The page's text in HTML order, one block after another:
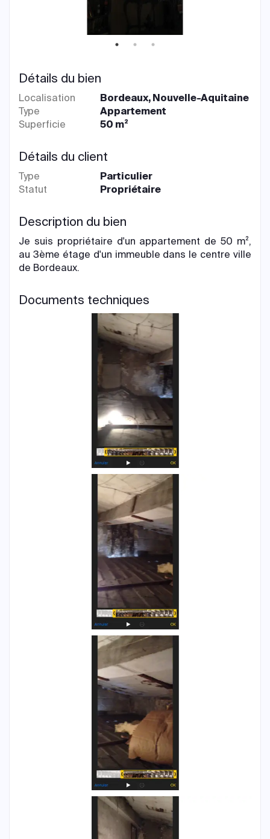
Détails du bien
Localisation
Bordeaux, Nouvelle-Aquitaine
Type
Appartement
Superficie
50 m²
Détails du client
Type
Particulier
Statut
Propriétaire
Description du bien
Je suis propriétaire d'un appartement de 50 m²,
au 3ème étage d'un immeuble dans le centre ville
de Bordeaux.
Documents techniques